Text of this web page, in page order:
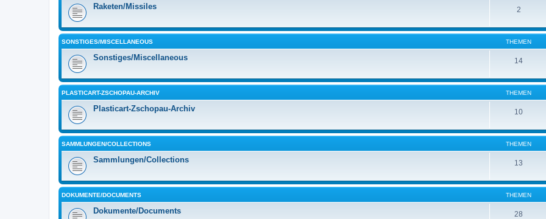
Raketen/Missiles 2
SONSTIGES/MISCELLANEOUS THEMEN
Sonstiges/Miscellaneous 14
PLASTICART-ZSCHOPAU-ARCHIV THEMEN
Plasticart-Zschopau-Archiv 10
SAMMLUNGEN/COLLECTIONS THEMEN
Sammlungen/Collections 13
DOKUMENTE/DOCUMENTS THEMEN
Dokumente/Documents 28